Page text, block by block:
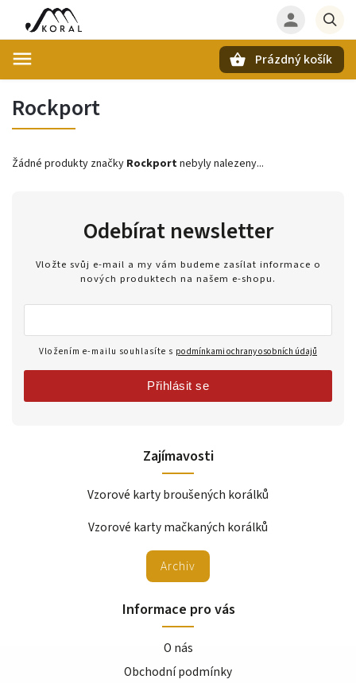
Prázdný košík
Rockport
Žádné produkty značky Rockportnebyly nalezeny...
Zajímavosti
Vzorové karty broušených korálků
Vzorové karty mačkaných korálků
Archiv
Odebírat newsletter
Vložte svůj e-mail a my vám budeme zasílat informace o
nových produktech na našem e-shopu.
Vložením e-mailu souhlasíte s podmínkami ochrany osobních údajů
Přihlásit se
Informace pro vás
O nás
Obchodní podmínky